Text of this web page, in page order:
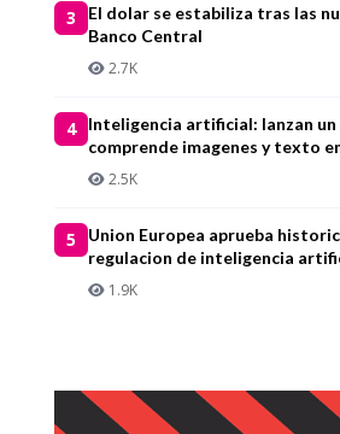
3
El dolar se estabiliza tras las
Banco Central
2.7K
4
Inteligencia artificial: lanzan
comprende imagenes y texto
2.5K
5
Union Europea aprueba
regulacion de inteligencia
1.9K